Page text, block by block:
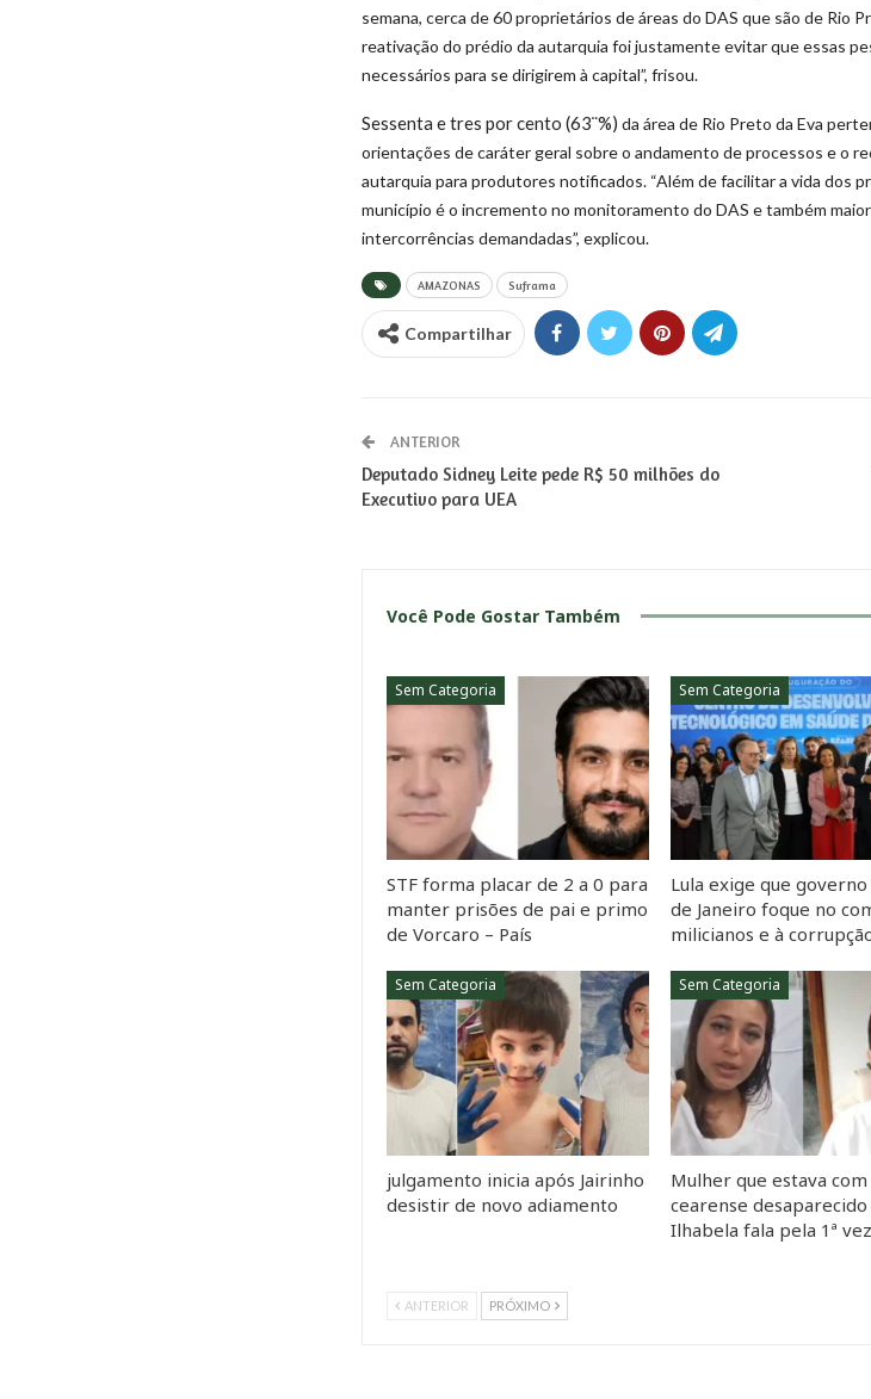
semana, cerca de 60 proprietários de áreas do DAS que são de Rio
reativação do prédio da autarquia foi justamente evitar que essas
necessários para se dirigirem à capital”, frisou.
Sessenta e tres por cento (63¨%) da área de Rio Preto da Eva
orientações de caráter geral sobre o andamento de processos e o
autarquia para produtores notificados. “Além de facilitar a vida dos
município é o incremento no monitoramento do DAS e também
intercorrências demandadas”, explicou.
AMAZONAS Suframa
Compartilhar
ANTERIOR
Deputado Sidney Leite pede R$ 50 milhões do
Executivo para UEA
Você Pode Gostar Também
Sem Categoria
STF forma placar de 2 a 0 para
manter prisões de pai e primo
de Vorcaro – País
Sem Categoria
Lula exige que governo
de Janeiro foque no
milicianos e à
Sem Categoria
julgamento inicia após Jairinho
desistir de novo adiamento
Sem Categoria
Mulher que estava com
cearense
Ilhabela fala pela 1ª
ANTERIOR PRÓXIMO